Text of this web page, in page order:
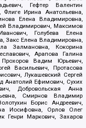
Гефтер Валентин
Ирина Анатольевна,
Елена Владимировна,
Владимирович, Максимов
Голубева Елена
Закс Елена Владимировна,
Залмановна, Кокорина
Арапова Галина
Вадим Юрьевич,
Васильевич, Протасова
Лукашевский Сергей
Анатолий Ефимович, Сухих
Добровольская Анна
Смирнов Владимир
Борис Андреевич,
Иосифовна, Орлов Олег
Генри Маркович, Захаров